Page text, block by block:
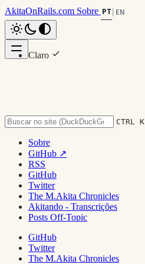
AkitaOnRails.com Sobre PT EN
Claro
CTRL K
Sobre
GitHub ↗
RSS
GitHub
Twitter
The M.Akita Chronicles
Akitando - Transcrições
Posts Off-Topic
GitHub
Twitter
The M.Akita Chronicles
2012s